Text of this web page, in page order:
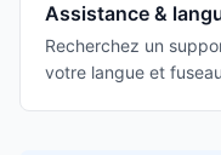
Assistance &
Recherchez un
votre langue et